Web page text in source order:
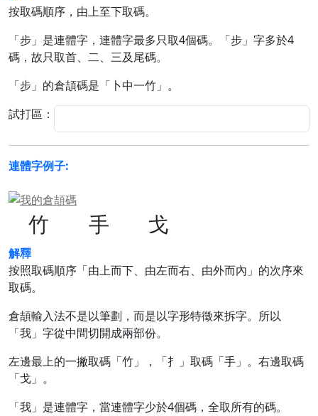
按取碼順序，由上至下取碼。
「步」是連體字，連體字最多只取4個碼。「步」字多於4
碼，故只取首、二、三及尾碼。
「步」的倉頡碼是「卜中一竹」。
試打區：
連體字例子:
竹 手 戈
解釋
按照取碼順序「由上而下、由左而右、由外而內」的次序來
取碼。
倉頡輸入法不是以筆劃，而是以字形特徵來拆字。所以
「我」字從中間切開成兩部份。
左邊最上的一撇取碼「竹」，「扌」取碼「手」。右邊取碼
「戈」。
「我」是連體字，當連體字少於4個碼，全取所有的碼。